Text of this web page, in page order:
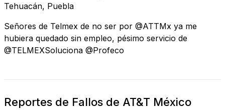
Tehuacán, Puebla
Señores de Telmex de no ser por @ATTMx ya me
hubiera quedado sin empleo, pésimo servicio de
@TELMEXSoluciona @Profeco
Reportes de Fallos de AT&T México